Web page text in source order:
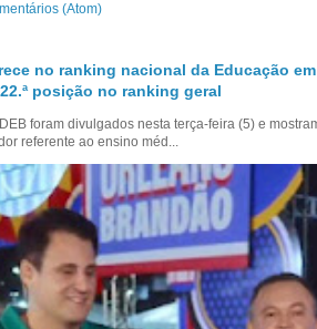
(Atom)
no ranking nacional da Educação
posição no ranking geral
foram divulgados nesta terça-feira (5) e
referente ao ensino méd...